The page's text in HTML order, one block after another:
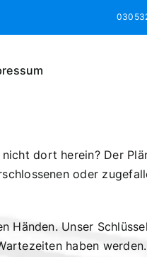
dort herein? Der
oder
Händen. Unser
haben